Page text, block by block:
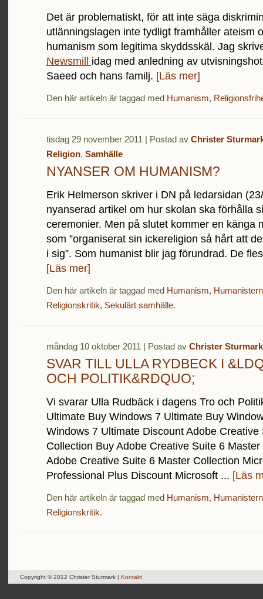
Det är problematiskt, för att inte säga
utlänningslagen inte tydligt framhåller ateism
humanism som legitima skyddsskäl. Jag
Newsmill idag med anledning av
Saeed och hans familj. [Läs mer]
Den här artikeln är taggad med Humanism,
tisdag 29 november 2011 | Postad av Christer
Religion, Samhälle
NYANSER OM HUMANISM?
Erik Helmerson skriver i DN på ledarsidan
nyanserad artikel om hur skolan ska förhålla
ceremonier. Men på slutet kommer en känga
som ”organiserat sin ickereligion så hårt att
i sig”. Som humanist blir jag förundrad. De
[Läs mer]
Den här artikeln är taggad med Humanism,
Religionskritik, Sekulärt samhälle.
måndag 10 oktober 2011 | Postad av Christer Sturmark
SVAR TILL ULLA RYDBECK I
OCH POLITIK&RDQUO;
Vi svarar Ulla Rudbäck i dagens Tro och
Ultimate Buy Windows 7 Ultimate Buy
Windows 7 Ultimate Discount Adobe Creative
Collection Buy Adobe Creative Suite 6
Adobe Creative Suite 6 Master Collection
Professional Plus Discount Microsoft ... [Läs
Den här artikeln är taggad med Humanism,
Religionskritik.
Copyright © 2012 Christer Sturmark | Kontakt